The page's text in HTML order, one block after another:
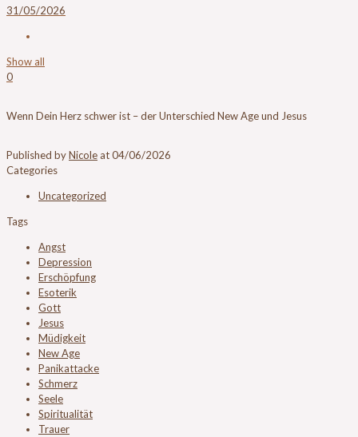
31/05/2026
Show all
0
Wenn Dein Herz schwer ist – der Unterschied New Age und Jesus
Published byNicoleat04/06/2026
Categories
Uncategorized
Tags
Angst
Depression
Erschöpfung
Esoterik
Gott
Jesus
Müdigkeit
New Age
Panikattacke
Schmerz
Seele
Spiritualität
Trauer